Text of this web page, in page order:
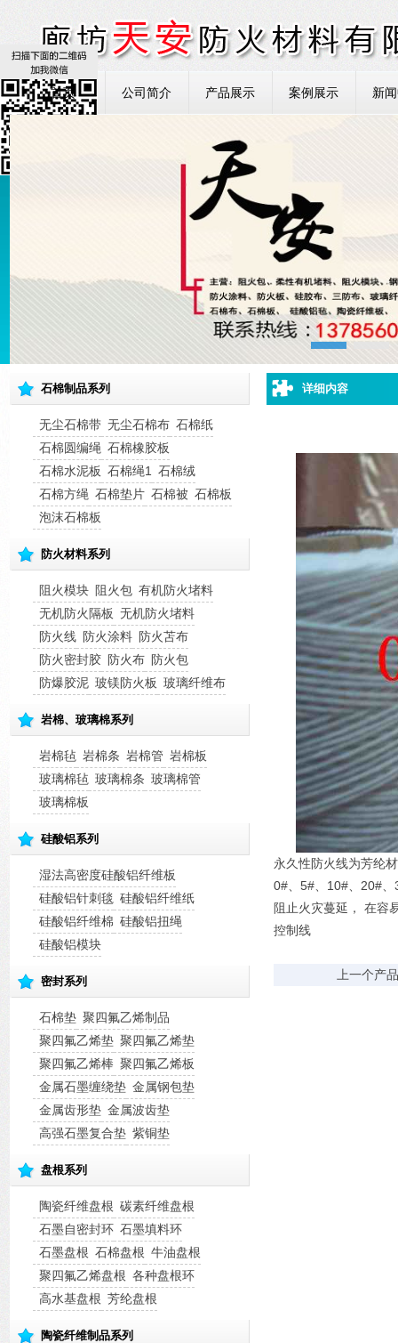
首页 公司简介 产品展示 案例展示 新
石棉制品系列
无尘石棉带 无尘石棉布 石棉纸
石棉圆编绳 石棉橡胶板
石棉水泥板 石棉绳1
石棉绒
石棉方绳 石棉垫片 石棉被 石棉板
泡沫石棉板
防火材料系列
阻火模块 阻火包 有机防火堵料
无机防火隔板 无机防火堵料
防火线 防火涂料 防火苫布
防火密封胶 防火布 防火包
防爆胶泥 玻镁防火板 玻璃纤维布
岩棉、玻璃棉系列
岩棉毡 岩棉条 岩棉管 岩棉板
玻璃棉毡 玻璃棉条 玻璃棉管
玻璃棉板
硅酸铝系列
湿法高密度硅酸铝纤维板
硅酸铝针刺毯 硅酸铝纤维纸
硅酸铝纤维棉 硅酸铝扭绳
硅酸铝模块
密封系列
石棉垫 聚四氟乙烯制品
聚四氟乙烯垫 聚四氟乙烯垫
聚四氟乙烯棒 聚四氟乙烯板
金属石墨缠绕垫 金属钢包垫
金属齿形垫 金属波齿垫
高强石墨复合垫 紫铜垫
盘根系列
陶瓷纤维盘根 碳素纤维盘根
石墨自密封环 石墨填料环
石墨盘根 石棉盘根 牛油盘根
聚四氟乙烯盘根 各种盘根环
高水基盘根 芳纶盘根
陶瓷纤维制品系列
详细内容
永久性防火线为芳纶
0#、5#、10#、20#
阻止火灾蔓延， 在容
控制线
上一个产